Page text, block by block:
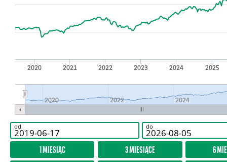
2020 2021 2022 2023 2024 2025
2020 2022 2024
od do
1 MIESIĄC 3 MIESIĄCE
6